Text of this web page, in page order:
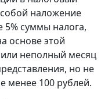
собой наложение
5% суммы налога,
основе этой
неполный месяц
но не
менее 100 рублей.